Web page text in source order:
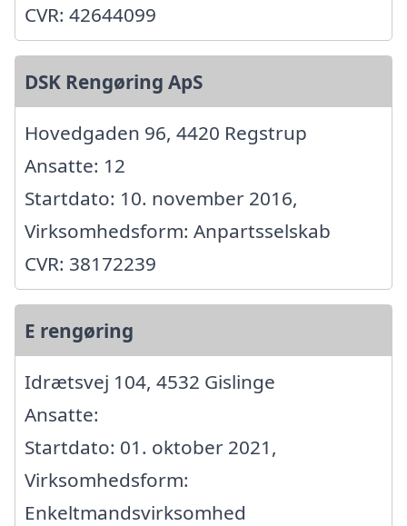
CVR: 42644099
DSK Rengøring ApS
Hovedgaden 96, 4420 Regstrup
Ansatte: 12
Startdato: 10. november 2016,
Virksomhedsform: Anpartsselskab
CVR: 38172239
E rengøring
Idrætsvej 104, 4532 Gislinge
Ansatte:
Startdato: 01. oktober 2021,
Virksomhedsform:
Enkeltmandsvirksomhed